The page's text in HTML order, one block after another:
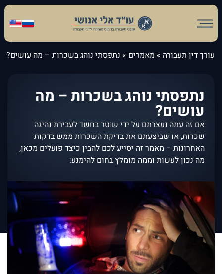
עורך דין תעבורה » מאמרים » נתפסתי נוהג בשכרות – מה עושים?
נתפסתי נוהג בשכרות – מה
עושים?
אם זה עתה נעצרתם על ידי שוטר בחשד לעבירת נהיגה
שכרות, או שביצעתם את בדיקת השכרות ממש בדקות
האחרונות – מאמר זה יסייע לכם להבין כיצד פועלים מכאן,
מה נכון לעשות וממה מומלץ בחום להימנע: